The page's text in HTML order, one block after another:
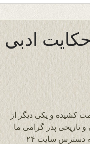
حکایت ادبی
کشیده و یکی دیگر از
تاریخی پدر گرامی ما
شاد روان استاد بشیر هروی را تایپ نموده و به دسترس سایت ۲۴